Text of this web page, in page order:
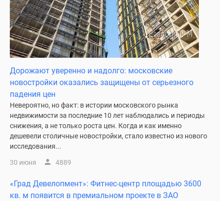
поселки
лесу
Коттеджные
поселки
водоема
Коттеджные
поселки
ипотеку
Бизнес-
центры
Коттеджи
акции
Дорожают уверенно и надолго: московские
новостройки оказались защищены от серьезного
падения цен
Невероятно, но факт: в истории московского рынка
недвижимости за последние 10 лет наблюдались и периоды
снижения, а не только роста цен. Когда и как именно
дешевели столичные новостройки, стало известно из нового
исследования...
30 июня 4889
«Град Девелопмент»: Фитнес-центр площадью 3600
кв. м появится в премиальном проекте в ЗАО